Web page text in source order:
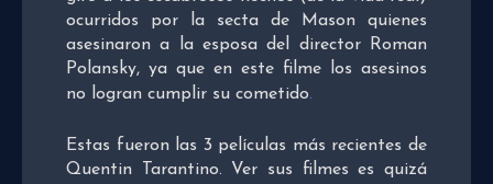
ocurridos por la secta de Mason quienes
asesinaron a la esposa del director Roman
Polansky, ya que en este filme los asesinos
no logran cumplir su cometido.
Estas fueron las 3 películas más recientes de
Quentin Tarantino. Ver sus filmes es quizá